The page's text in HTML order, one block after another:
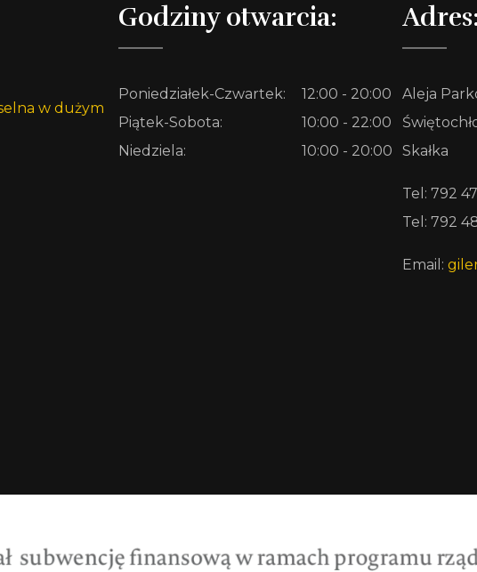
Godziny otwarcia:
Poniedziałek-Czwartek:
12:00 - 20:00
Piątek-Sobota:
10:00 - 22:00
Niedziela:
10:00 - 20:00
Adres:
Aleja
Skałka
Tel: 792
Tel: 792
Email: